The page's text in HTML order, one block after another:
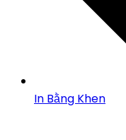
In Bằng Khen